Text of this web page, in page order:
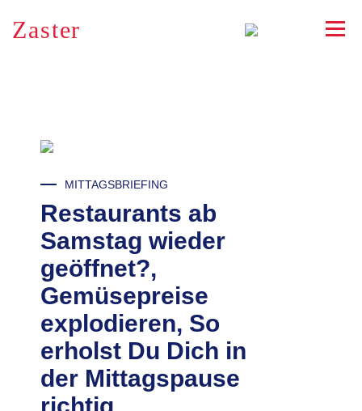
RSS
Zaster
MITTAGSBRIEFING
Restaurants ab
Samstag wieder
geöffnet?,
Gemüsepreise
explodieren, So
erholst Du Dich in
der Mittagspause